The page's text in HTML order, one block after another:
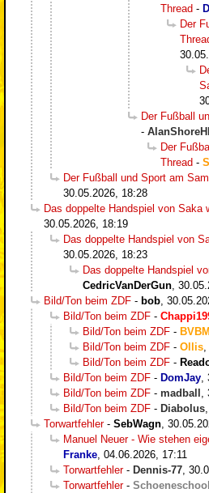
Thread -
Der
Der Fußball
-
Der
Thread -
Der Fußball und Sport am
30.05.2026, 18:28
Das doppelte Handspiel von Saka
30.05.2026, 18:19
Das doppelte Handspiel von
30.05.2026, 18:23
Das doppelte Handspiel
CedricVanDerGun,
Bild/Ton beim ZDF - bob,
Bild/Ton beim ZDF -
Bild/Ton beim ZDF -
Bild/Ton beim ZDF - Ollis,
Bild/Ton beim ZDF -
Bild/Ton beim ZDF - DomJay,
Bild/Ton beim ZDF - madball ,
Bild/Ton beim ZDF - Diabolus,
Torwartfehler- SebWagn,
Manuel Neuer - Wie stehen
Franke, 04.06.2026, 17:11
Torwartfehler- Dennis-77,
Torwartfehler-